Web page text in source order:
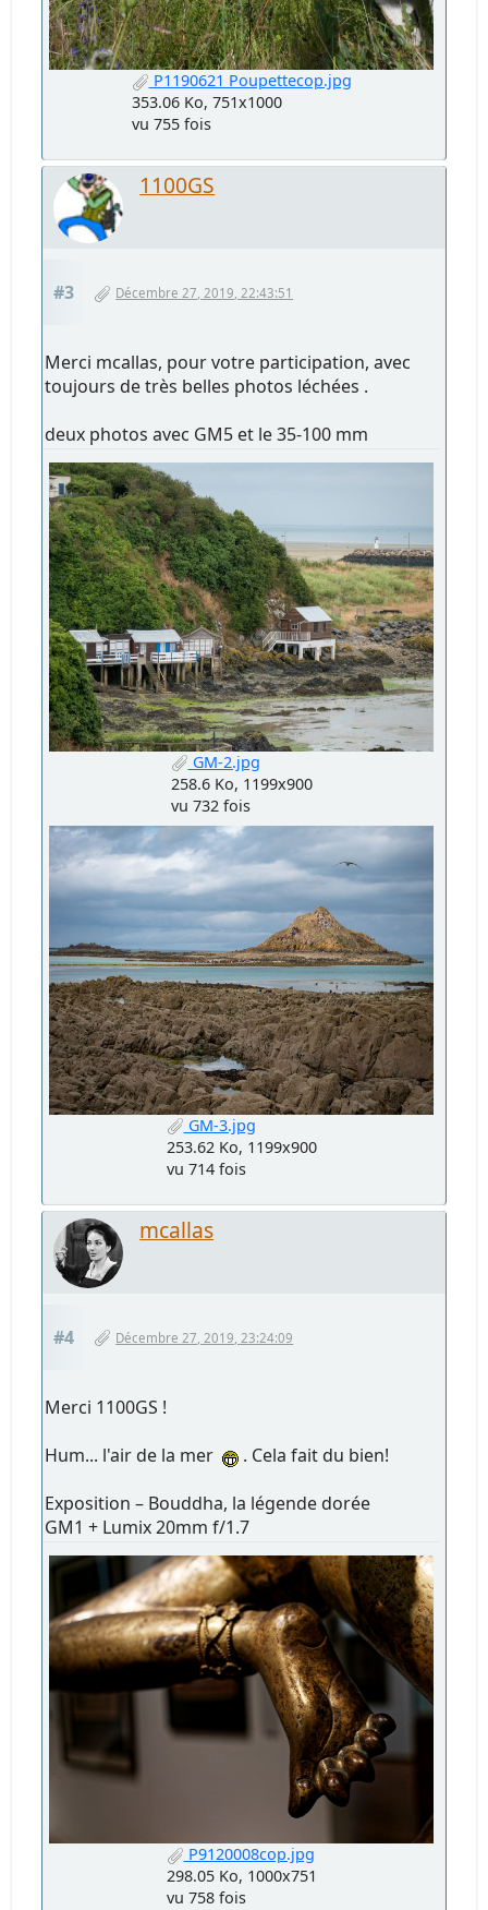
P1190621 Poupettecop.jpg
353.06 Ko, 751x1000
vu 755 fois
1100GS
#3 Décembre 27, 2019, 22:43:51
Merci mcallas, pour votre participation, avec
toujours de très belles photos léchées .
deux photos avec GM5 et le 35-100 mm
GM-2.jpg
258.6 Ko, 1199x900
vu 732 fois
GM-3.jpg
253.62 Ko, 1199x900
vu 714 fois
mcallas
#4 Décembre 27, 2019, 23:24:09
Merci 1100GS !
Hum... l'air de la mer
. Cela fait du bien!
Exposition – Bouddha, la légende dorée
GM1 + Lumix 20mm f/1.7
P9120008cop.jpg
298.05 Ko, 1000x751
vu 758 fois